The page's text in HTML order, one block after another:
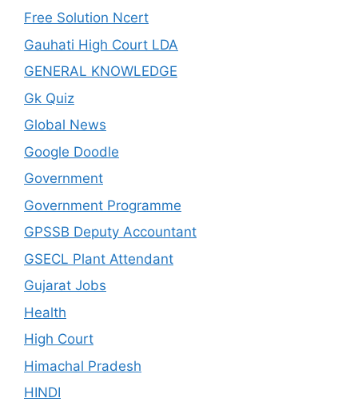
Free Solution Ncert
Gauhati High Court LDA
GENERAL KNOWLEDGE
Gk Quiz
Global News
Google Doodle
Government
Government Programme
GPSSB Deputy Accountant
GSECL Plant Attendant
Gujarat Jobs
Health
High Court
Himachal Pradesh
HINDI